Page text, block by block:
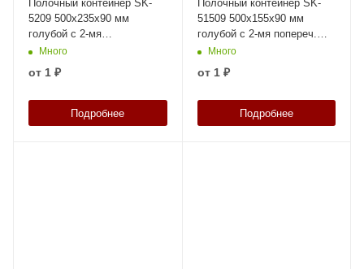
Полочный контейнер SK-
5209 500х235х90 мм
голубой с 2-мя
поперечными
перегородками и наклейкой
50х70 мм
Много
от 1 ₽
Подробнее
Полочный контейнер SK-
51509 500х155х90 мм
голубой с 2-мя попереч.
перегородками и наклейкой
50х70 мм сбоку
Много
от 1 ₽
Подробнее